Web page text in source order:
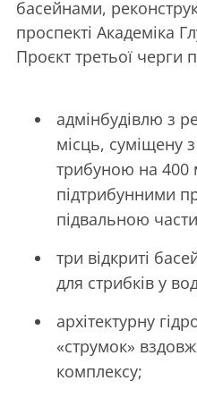
басейнами,
проспекті Академіка
Проєкт третьої черги
адмінбудівлю з
місць, суміщену
трибуною на 400
підтрибунними
підвальною
три відкриті
для стрибків у
архітектурну
«струмок» вздовж
комплексу;